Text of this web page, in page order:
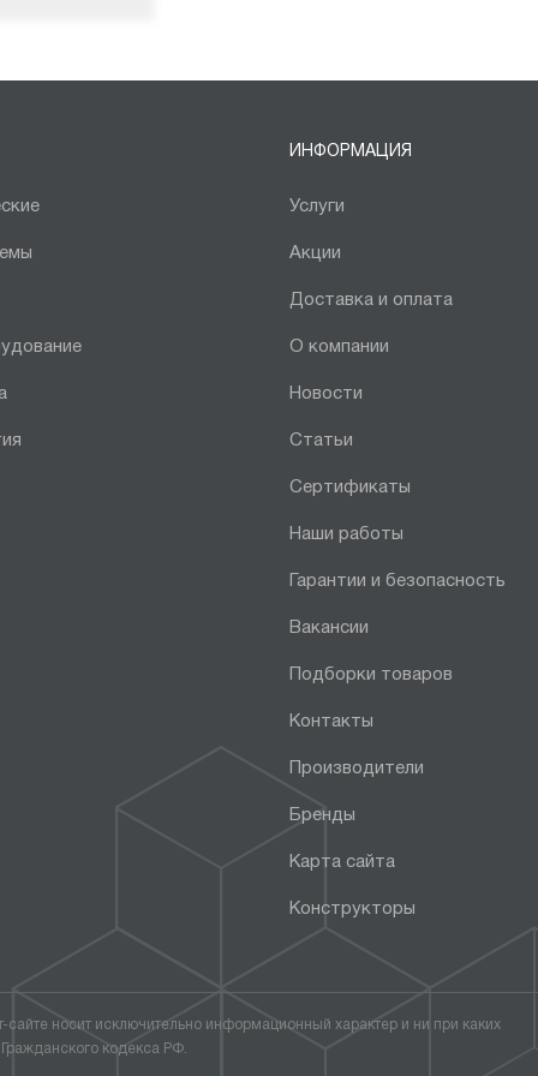
ИНФОРМАЦИЯ
Услуги
Акции
Доставка и оплата
О компании
Новости
Статьи
Сертификаты
Наши работы
Гарантии и безопасность
Вакансии
Подборки товаров
Контакты
Производители
Бренды
Карта сайта
Конструкторы
носит исключительно информационный характер и ни при каких
кодекса РФ.